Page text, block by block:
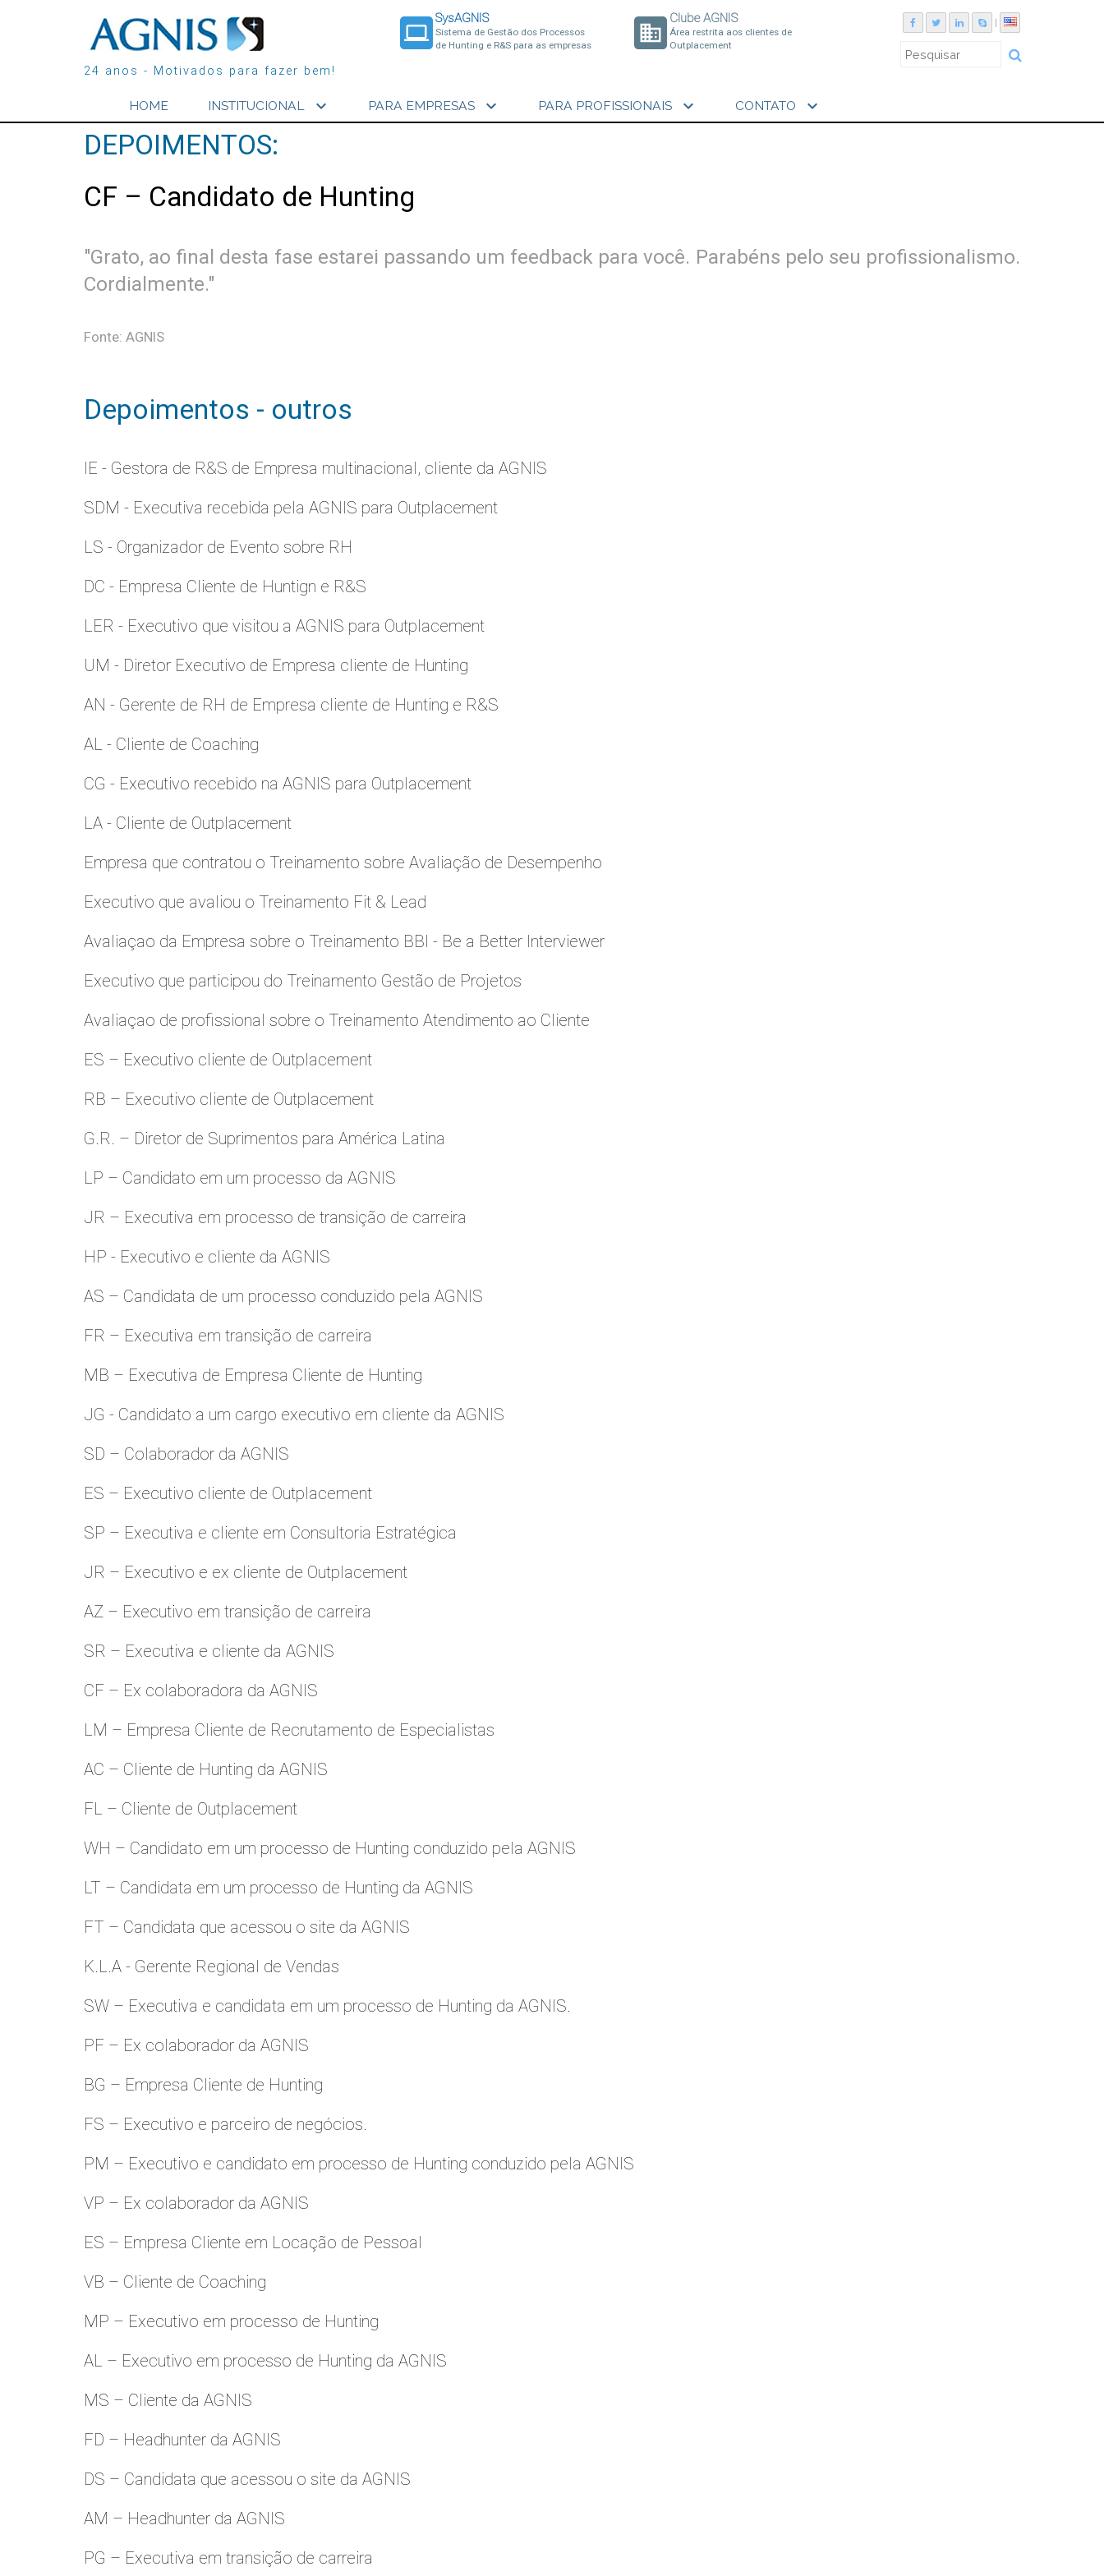
24 anos - Motivados para fazer bem!
laptop
SysAGNIS
Sistema de Gestão dos Processos
de Hunting e R&S para as empresas
business
Clube AGNIS
Área restrita aos clientes de
Outplacement
HOME INSTITUCIONAL expand_more PARA EMPRESAS expand_more PARA PROFISSIONAIS expand_more CONTATO expand_more
DEPOIMENTOS:
CF – Candidato de Hunting
"Grato, ao final desta fase estarei passando um feedback para você. Parabéns pelo seu profissionalismo.
Cordialmente."
Fonte: AGNIS
Depoimentos - outros
IE - Gestora de R&S de Empresa multinacional, cliente da AGNIS
SDM - Executiva recebida pela AGNIS para Outplacement
LS - Organizador de Evento sobre RH
DC - Empresa Cliente de Huntign e R&S
LER - Executivo que visitou a AGNIS para Outplacement
UM - Diretor Executivo de Empresa cliente de Hunting
AN - Gerente de RH de Empresa cliente de Hunting e R&S
AL - Cliente de Coaching
CG - Executivo recebido na AGNIS para Outplacement
LA - Cliente de Outplacement
Empresa que contratou o Treinamento sobre Avaliação de Desempenho
Executivo que avaliou o Treinamento Fit & Lead
Avaliaçao da Empresa sobre o Treinamento BBI - Be a Better Interviewer
Executivo que participou do Treinamento Gestão de Projetos
Avaliaçao de profissional sobre o Treinamento Atendimento ao Cliente
ES – Executivo cliente de Outplacement
RB – Executivo cliente de Outplacement
G.R. – Diretor de Suprimentos para América Latina
LP – Candidato em um processo da AGNIS
JR – Executiva em processo de transição de carreira
HP - Executivo e cliente da AGNIS
AS – Candidata de um processo conduzido pela AGNIS
FR – Executiva em transição de carreira
MB – Executiva de Empresa Cliente de Hunting
JG - Candidato a um cargo executivo em cliente da AGNIS
SD – Colaborador da AGNIS
ES – Executivo cliente de Outplacement
SP – Executiva e cliente em Consultoria Estratégica
JR – Executivo e ex cliente de Outplacement
AZ – Executivo em transição de carreira
SR – Executiva e cliente da AGNIS
CF – Ex colaboradora da AGNIS
LM – Empresa Cliente de Recrutamento de Especialistas
AC – Cliente de Hunting da AGNIS
FL – Cliente de Outplacement
WH – Candidato em um processo de Hunting conduzido pela AGNIS
LT – Candidata em um processo de Hunting da AGNIS
FT – Candidata que acessou o site da AGNIS
K.L.A - Gerente Regional de Vendas
SW – Executiva e candidata em um processo de Hunting da AGNIS.
PF – Ex colaborador da AGNIS
BG – Empresa Cliente de Hunting
FS – Executivo e parceiro de negócios.
PM – Executivo e candidato em processo de Hunting conduzido pela AGNIS
VP – Ex colaborador da AGNIS
ES – Empresa Cliente em Locação de Pessoal
VB – Cliente de Coaching
MP – Executivo em processo de Hunting
AL – Executivo em processo de Hunting da AGNIS
MS – Cliente da AGNIS
FD – Headhunter da AGNIS
DS – Candidata que acessou o site da AGNIS
AM – Headhunter da AGNIS
PG – Executiva em transição de carreira